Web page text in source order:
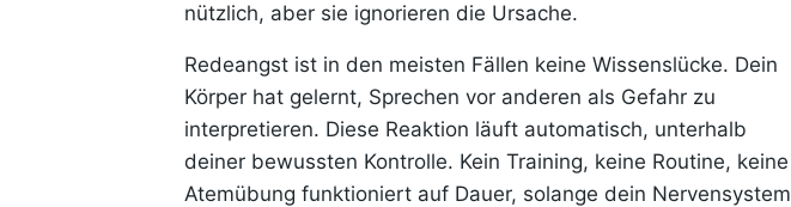
nützlich, aber sie ignorieren die Ursache.
Redeangst ist in den meisten Fällen keine Wissenslücke. Dein
Körper hat gelernt, Sprechen vor anderen als Gefahr zu
interpretieren. Diese Reaktion läuft automatisch, unterhalb
deiner bewussten Kontrolle. Kein Training, keine Routine, keine
Atemübung funktioniert auf Dauer, solange dein Nervensystem